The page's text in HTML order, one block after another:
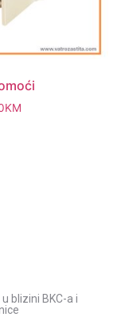
KM
blizini BKC-a i